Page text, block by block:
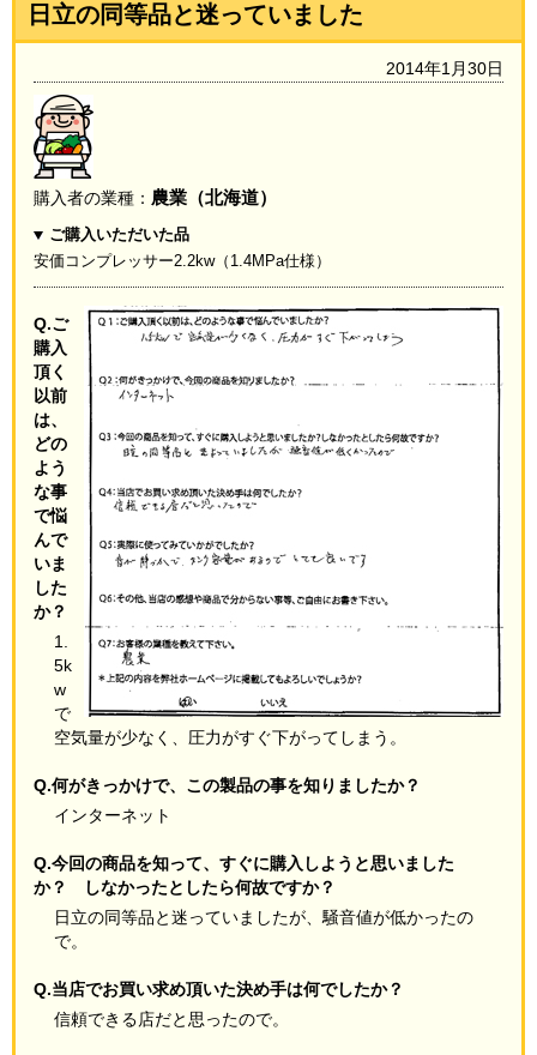
日立の同等品と迷っていました
2014年1月30日
購入者の業種： 農業（北海道）
ご購入いただいた品
安価コンプレッサー2.2kw（1.4MPa仕様）
Q.ご
購入
頂く
以前
は、
どの
よう
な事
で悩
んで
いま
した
か？
1.
5k
w
で
空気量が少なく、圧力がすぐ下がってしまう。
Q.何がきっかけで、この製品の事を知りましたか？
インターネット
Q.今回の商品を知って、すぐに購入しようと思いました
か？ しなかったとしたら何故ですか？
日立の同等品と迷っていましたが、騒音値が低かったの
で。
Q.当店でお買い求め頂いた決め手は何でしたか？
信頼できる店だと思ったので。